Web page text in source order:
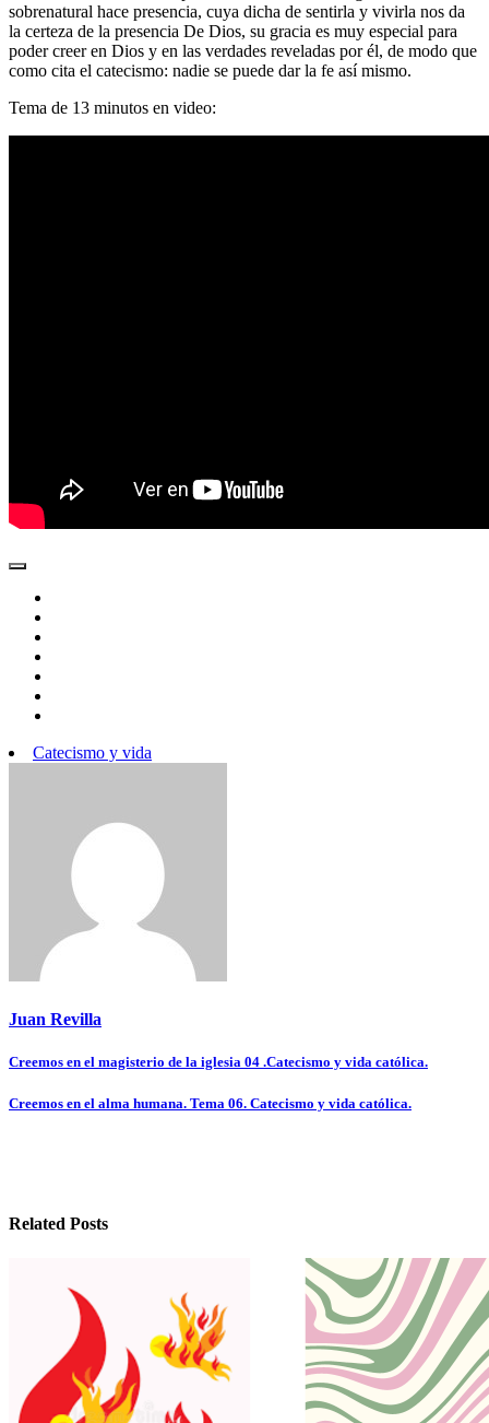
sobrenatural hace presencia, cuya dicha de sentirla y vivirla nos da
la certeza de la presencia De Dios, su gracia es muy especial para
poder creer en Dios y en las verdades reveladas por él, de modo que
como cita el catecismo: nadie se puede dar la fe así mismo.
Tema de 13 minutos en video:
Catecismo y vida
Juan Revilla
Navegación
de
Creemos en el magisterio de la iglesia 04 .Catecismo y vida católica.
Creemos en el alma humana. Tema 06. Catecismo y vida católica.
Related Posts